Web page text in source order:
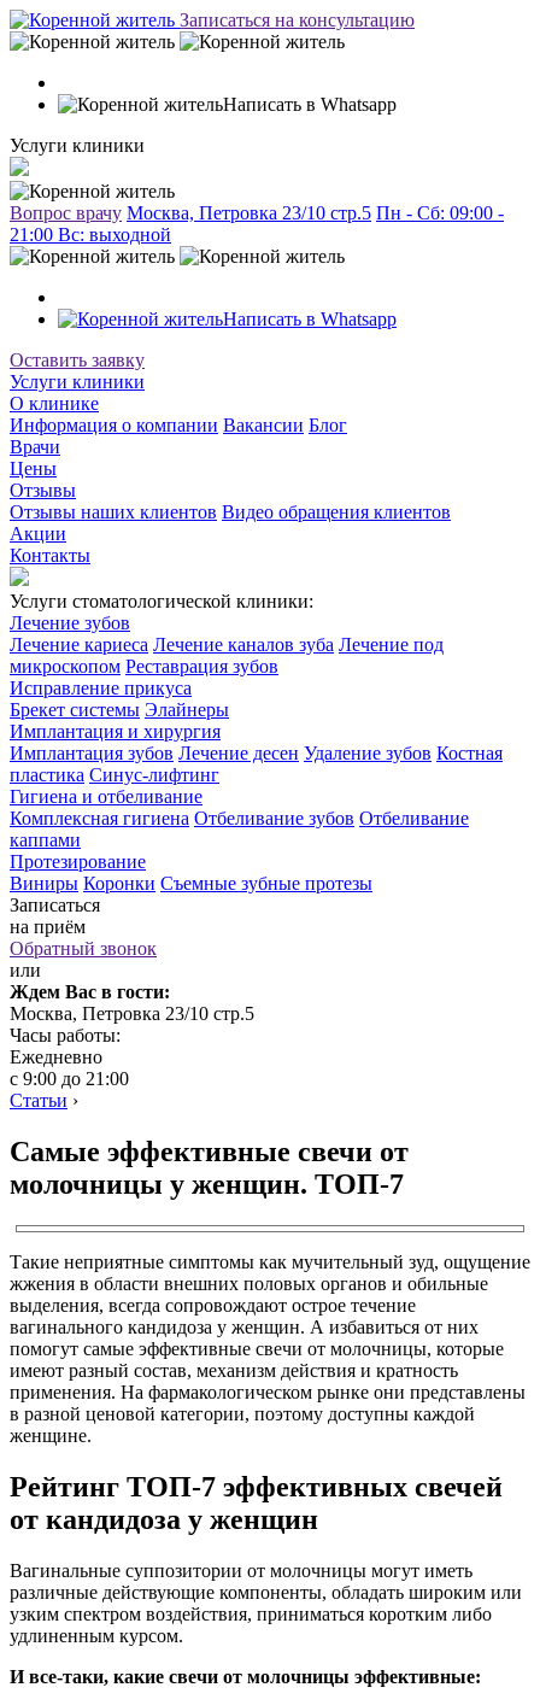
Записаться на консультацию
Написать в Whatsapp
Услуги клиники
Вопрос врачу Москва, Петровка 23/10 стр.5 Пн - Сб: 09:00 -
21:00 Вc: выходной
Написать в Whatsapp
Оставить заявку
Услуги клиники
О клинике
Информация о компании Вакансии Блог
Врачи
Цены
Отзывы
Отзывы наших клиентов Видео обращения клиентов
Акции
Контакты
Услуги стоматологической клиники:
Лечение зубов
Лечение кариеса Лечение каналов зуба Лечение под
микроскопом Реставрация зубов
Исправление прикуса
Брекет системы Элайнеры
Имплантация и хирургия
Имплантация зубов Лечение десен Удаление зубов Костная
пластика Синус-лифтинг
Гигиена и отбеливание
Комплексная гигиена Отбеливание зубов Отбеливание
каппами
Протезирование
Виниры Коронки Съемные зубные протезы
Записаться
на приём
Обратный звонок
или
Ждем Вас в гости:
Москва, Петровка 23/10 стр.5
Часы работы:
Ежедневно
с 9:00 до 21:00
Статьи ›
Самые эффективные свечи от
молочницы у женщин. ТОП-7
Такие неприятные симптомы как мучительный зуд, ощущение
жжения в области внешних половых органов и обильные
выделения, всегда сопровождают острое течение
вагинального кандидоза у женщин. А избавиться от них
помогут самые эффективные свечи от молочницы, которые
имеют разный состав, механизм действия и кратность
применения. На фармакологическом рынке они представлены
в разной ценовой категории, поэтому доступны каждой
женщине.
Рейтинг ТОП-7 эффективных свечей
от кандидоза у женщин
Вагинальные суппозитории от молочницы могут иметь
различные действующие компоненты, обладать широким или
узким спектром воздействия, приниматься коротким либо
удлиненным курсом.
И все-таки, какие свечи от молочницы эффективные: